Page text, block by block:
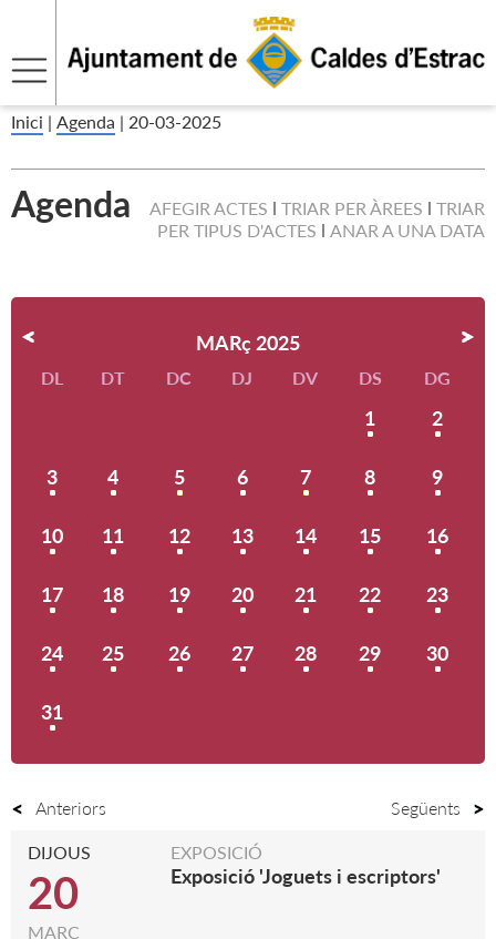
Inici | Agenda | 20-03-2025
Agenda AFEGIR ACTES TRIAR PER ÀREES
TRIAR
PER TIPUS D'ACTES
ANAR A UNA DATA
MARç 2025
DL DT DC DJ DV DS DG
1 2
3 4 5 6 7 8 9
10 11 12 13 14 15 16
17 18 19 20 21 22 23
24 25 26 27 28 29 30
31
Anteriors Següents
DIJOUS
20
MARÇ
EXPOSICIÓ
Exposició 'Joguets i escriptors'